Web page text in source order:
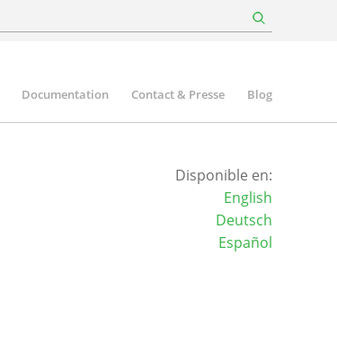
Documentation Contact & Presse Blog
Disponible en:
English
Deutsch
Español